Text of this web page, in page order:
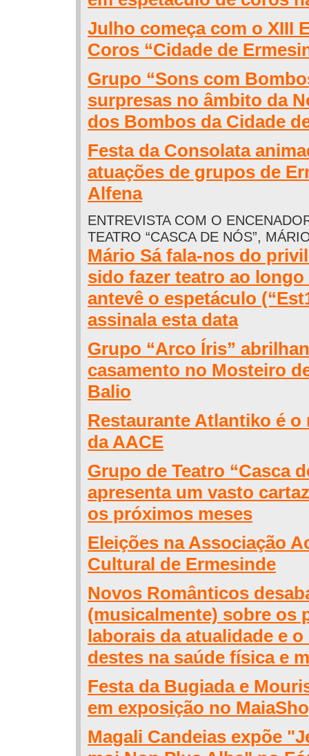
Julho começa com o XIII
Coros “Cidade de
Grupo “Sons com
surpresas no âmbito da
dos Bombos da Cidade
Festa da Consolata
atuações de grupos de
Alfena
ENTREVISTA COM O
TEATRO “CASCA DE NÓS”,
Mário Sá fala-nos do
sido fazer teatro ao longo
antevê o espetáculo
assinala esta data
Grupo “Arco Íris”
casamento no Mosteiro
Balio
Restaurante Atlantiko é
da AACE
Grupo de Teatro “Casca
apresenta um vasto
os próximos meses
Eleições na Associação
Cultural de Ermesinde
Novos Românticos
(musicalmente) sobre os
laborais da atualidade e
destes na saúde física e
Festa da Bugiada e
em exposição no
Magali Candeias expõe